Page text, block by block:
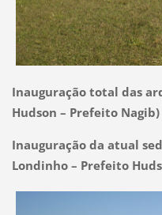
Inauguração total das
Hudson – Prefeito Nagib)
Inauguração da atual
Londinho – Prefeito